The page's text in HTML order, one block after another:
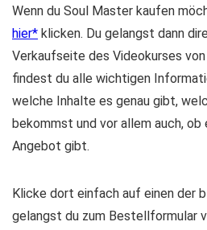
Wenn du Soul Master kaufen
hier klicken. Du gelangst dann
Verkaufseite des Videokurses
findest du alle wichtigen
welche Inhalte es genau gibt,
bekommst und vor allem auch,
Angebot gibt.
Klicke dort einfach auf einen der
gelangst du zum Bestellformular